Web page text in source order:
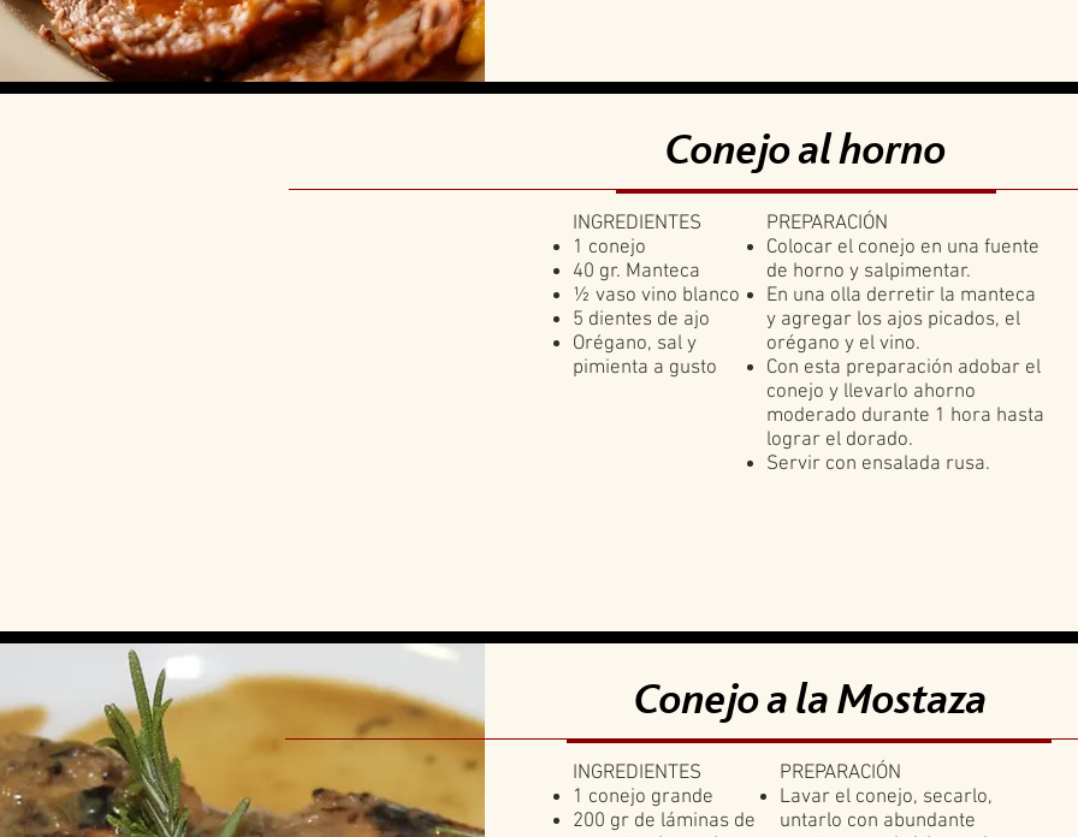
Conejo al horno
INGREDIENTES
1 conejo
40 gr. Manteca
½ vaso vino blanco
5 dientes de ajo
Orégano, sal y
pimienta a gusto
PREPARACIÓN
Colocar el conejo en una fuente
de horno y salpimentar.
En una olla derretir la manteca
y agregar los ajos picados, el
orégano y el vino.
Con esta preparación adobar el
conejo y llevarlo ahorno
moderado durante 1 hora hasta
lograr el dorado.
Servir con ensalada rusa.
Conejo a la Mostaza
INGREDIENTES
1 conejo grande
200 gr de láminas de
PREPARACIÓN
Lavar el conejo, secarlo,
untarlo con abundante